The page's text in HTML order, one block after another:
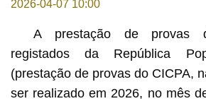
2026-04-07 10:00
A prestação de provas
registados da República
(prestação de provas do CICPA,
ser realizado em 2026, no mês